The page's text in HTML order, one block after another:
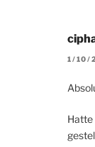
1/10/
Hatte